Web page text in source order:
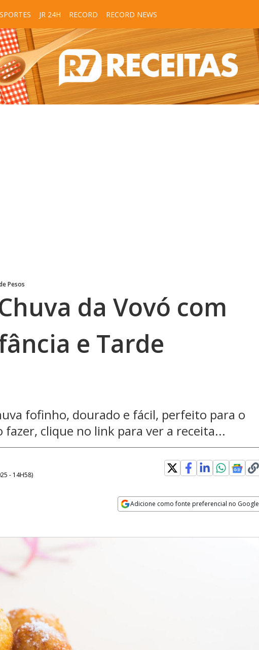
JR 24H RECORD RECORD NEWS
Pesos
da Vovó com
e Tarde
fofinho, dourado e fácil, perfeito para o
fazer, clique no link para ver a receita...
- 14H58)
Adicione como fonte preferencial no Google